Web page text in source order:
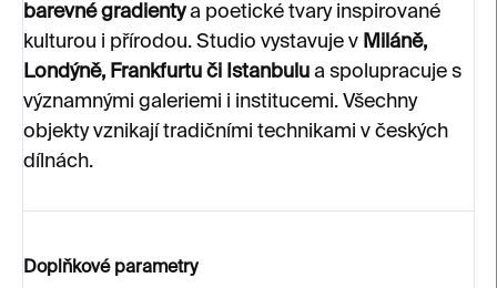
barevné gradientya poetické tvary inspirované
kulturou i přírodou. Studio vystavuje v Miláně,
Londýně, Frankfurtu či Istanbulu a spolupracuje s
významnými galeriemi i institucemi. Všechny
objekty vznikají tradičními technikami v českých
dílnách.
Doplňkové parametry